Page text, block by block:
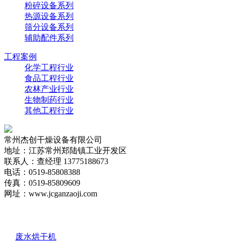
粉碎设备系列
热源设备系列
筛分设备系列
辅助配件系列
工程案例
化学工程行业
食品工程行业
农林产业行业
生物制药行业
其他工程行业
常州杰创干燥设备有限公司
地址：江苏常州郑陆镇工业开发区
联系人：查经理 13775188673
电话：0519-85808388
传真：0519-85809609
网址：www.jcganzaoji.com
废水烘干机